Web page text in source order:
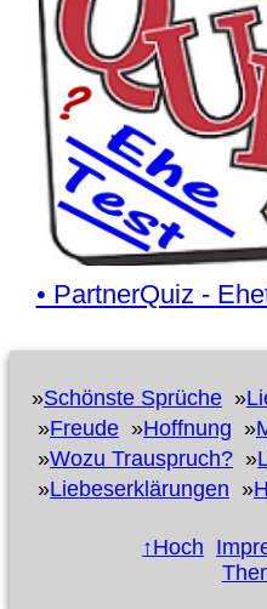
• PartnerQuiz -
»Schönste Sprüche »
»Freude »Hoffnung »
»Wozu Trauspruch? »
»Liebeserklärungen »
↑Hoch